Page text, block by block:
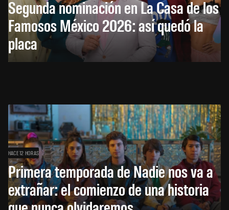
Segunda nominación en La Casa de los
Famosos México 2026: así quedó la
placa
HACE 12 HORAS
Primera temporada de Nadie nos va a
extrañar: el comienzo de una historia